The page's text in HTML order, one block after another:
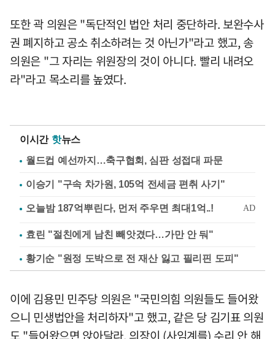
또한 곽 의원은 "독단적인 법안 처리 중단하라. 보완수사
권 폐지하고 공소 취소하려는 것 아닌가"라고 했고, 송
의원은 "그 자리는 위원장의 것이 아니다. 빨리 내려오
라"라고 목소리를 높였다.
이시간 핫뉴스
월드컵 예선까지…축구협회, 심판 성접대 파문
이승기 "구속 차가원, 105억 전세금 편취 사기"
효린 "절친에게 남친 빼앗겼다…가만 안 둬"
황기순 "원정 도박으로 전 재산 잃고 필리핀 도피"
이에 김용민 민주당 의원은 "국민의힘 의원들도 들어왔
으니 민생법안을 처리하자"고 했고, 같은 당 김기표 의원
도 "들어왔으면 앉아달라. 의장이 (사임계를) 수리 안 해